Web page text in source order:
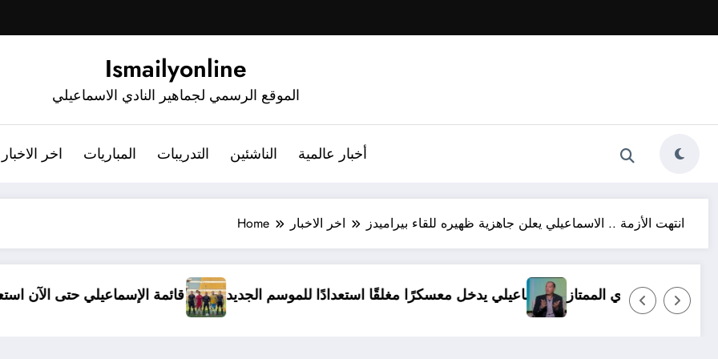
Ismailyonline
الموقع الرسمي لجماهير النادي الاسماعيلي
اخر الاخبار المباريات التدريبات الناشئين أخبار عالمية
Home اخر الاخبار انتهت الأزمة .. الاسماعيلي يعلن جاهزية ظهيره للقاء بيراميدز
قائمة الإسماعيلي يدخل معسكرًا مغلقًا استعدادًا للموسم الجديد ولا بديل عن العودة للدوري الممتاز